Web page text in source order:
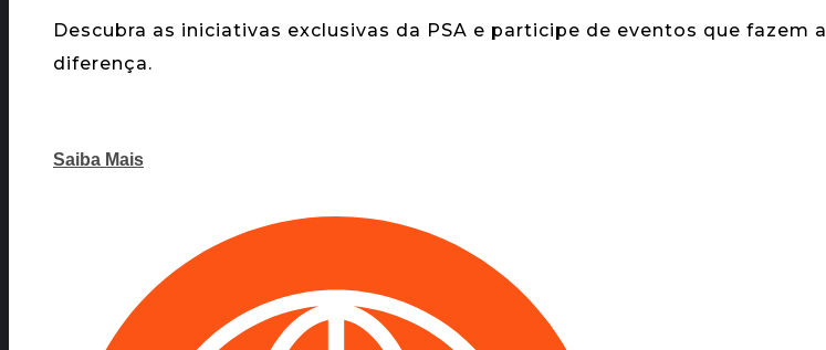
Descubra as iniciativas exclusivas da PSA e participe de eventos que fazem a
diferença.
Saiba Mais